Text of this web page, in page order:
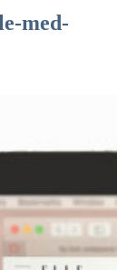
med-